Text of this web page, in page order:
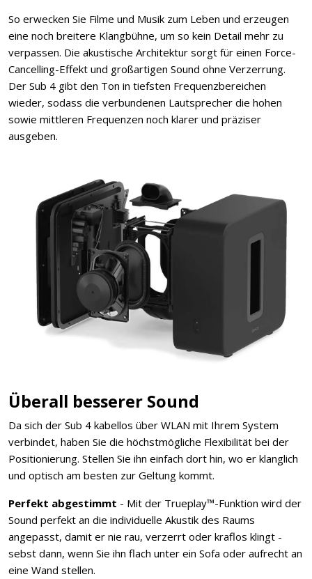
So erwecken Sie Filme und Musik zum Leben und erzeugen
eine noch breitere Klangbühne, um so kein Detail mehr zu
verpassen. Die akustische Architektur sorgt für einen Force-
Cancelling-Effekt und großartigen Sound ohne Verzerrung.
Der Sub 4 gibt den Ton in tiefsten Frequenzbereichen
wieder, sodass die verbundenen Lautsprecher die hohen
sowie mittleren Frequenzen noch klarer und präziser
ausgeben.
Überall besserer Sound
Da sich der Sub 4 kabellos über WLAN mit Ihrem System
verbindet, haben Sie die höchstmögliche Flexibilität bei der
Positionierung. Stellen Sie ihn einfach dort hin, wo er klanglich
und optisch am besten zur Geltung kommt.
Perfekt abgestimmt - Mit der Trueplay™-Funktion wird der
Sound perfekt an die individuelle Akustik des Raums
angepasst, damit er nie rau, verzerrt oder kraflos klingt -
sebst dann, wenn Sie ihn flach unter ein Sofa oder aufrecht an
eine Wand stellen.